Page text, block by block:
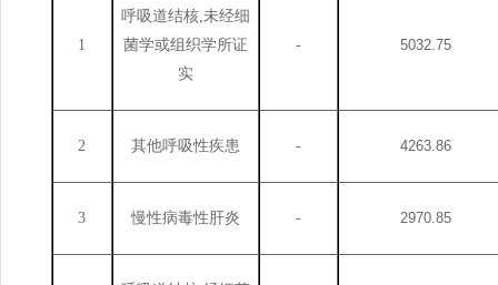
1
呼吸道结核,未经细
菌学或组织学所证
实
- 5032.75
2 其他呼吸性疾患 - 4263.86
3 慢性病毒性肝炎 - 2970.85